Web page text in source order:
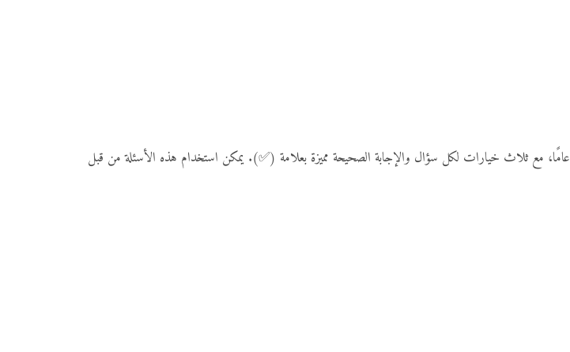
فيما يلي مجموعة مكوّنة من 100 سؤال من ألغاز ذكية وممتعة للأطفال من الفئة العمرية 7 إلى 18 عامًا، مع ثلاث خيارات لكل سؤال والإجابة الصحيحة مميزة بعلامة (✅). يمكن استخدام هذه الأسئلة من قبل